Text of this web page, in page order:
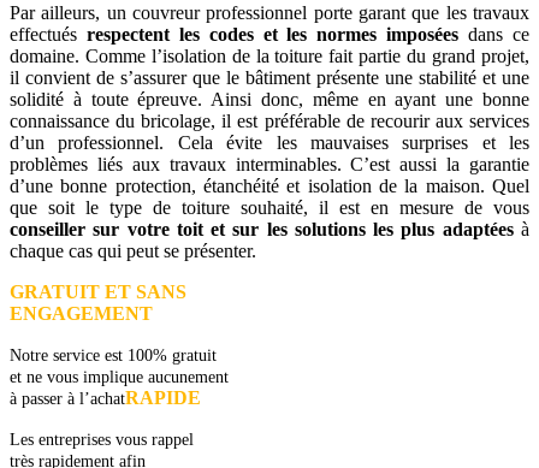
Par ailleurs, un couvreur professionnel porte garant que les travaux
effectués respectent les codes et les normes imposées dans ce
domaine. Comme l’isolation de la toiture fait partie du grand projet,
il convient de s’assurer que le bâtiment présente une stabilité et une
solidité à toute épreuve. Ainsi donc, même en ayant une bonne
connaissance du bricolage, il est préférable de recourir aux services
d’un professionnel. Cela évite les mauvaises surprises et les
problèmes liés aux travaux interminables. C’est aussi la garantie
d’une bonne protection, étanchéité et isolation de la maison. Quel
que soit le type de toiture souhaité, il est en mesure de vous
conseiller sur votre toit et sur les solutions les plus adaptées à
chaque cas qui peut se présenter.
GRATUIT ET SANS
ENGAGEMENT
Notre service est 100% gratuit
et ne vous implique aucunement
à passer à l’achatRAPIDE
Les entreprises vous rappel
très rapidement afin